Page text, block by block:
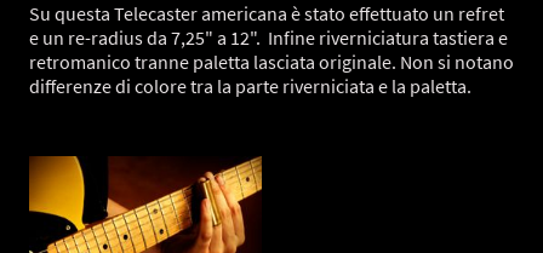
Su questa Telecaster americana è stato effettuato un refret
e un re-radius da 7,25" a 12". Infine riverniciatura tastiera e
retromanico tranne paletta lasciata originale. Non si notano
differenze di colore tra la parte riverniciata e la paletta.